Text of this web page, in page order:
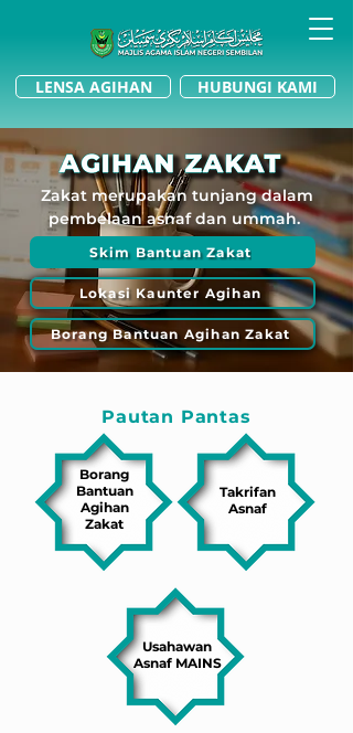
LENSA AGIHAN HUBUNGI KAMI
Zakat merupakan tunjang dalam
pembelaan asnaf dan ummah.
Skim Bantuan Zakat
Lokasi Kaunter Agihan
Borang Bantuan Agihan Zakat
Pautan Pantas
Borang
Bantuan
Agihan
Zakat
Takrifan
Asnaf
Usahawan
Asnaf MAINS